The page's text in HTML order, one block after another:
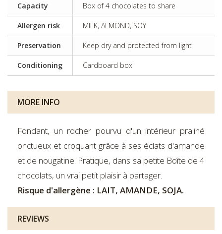
Capacity Box of 4 chocolates to share
Allergen risk MILK, ALMOND, SOY
Preservation Keep dry and protected from light
Conditioning Cardboard box
MORE INFO
Fondant, un rocher pourvu d'un intérieur praliné
onctueux et croquant grâce à ses éclats d'amande
et de nougatine. Pratique, dans sa petite Boîte de 4
chocolats, un vrai petit plaisir à partager.
Risque d'allergène : LAIT, AMANDE, SOJA.
REVIEWS